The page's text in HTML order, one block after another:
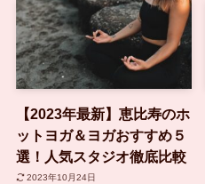
【2023年最新】恵比寿のホ
ットヨガ＆ヨガおすすめ５
選！人気スタジオ徹底比較
2023年10月24日